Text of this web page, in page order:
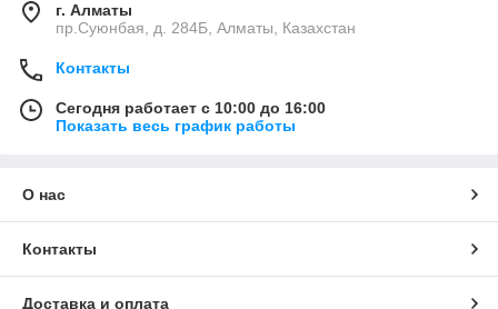
г. Алматы
пр.Суюнбая, д. 284Б, Алматы, Казахстан
Контакты
Сегодня работает с 10:00 до 16:00
Показать весь график работы
О нас
Контакты
Доставка и оплата